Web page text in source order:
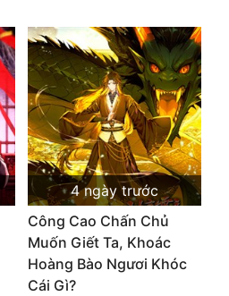
4 ngày trước
Công Cao Chấn Chủ
Muốn Giết Ta, Khoác
Hoàng Bào Ngươi Khóc
Cái Gì?